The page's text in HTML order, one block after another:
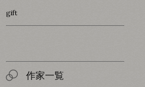
gift
作家一覧